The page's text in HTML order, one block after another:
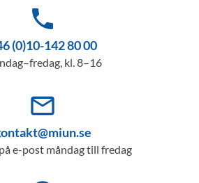
phone
(0)10-142 80 00
kl. 8–16
mail_outline
e-post måndag till fredag